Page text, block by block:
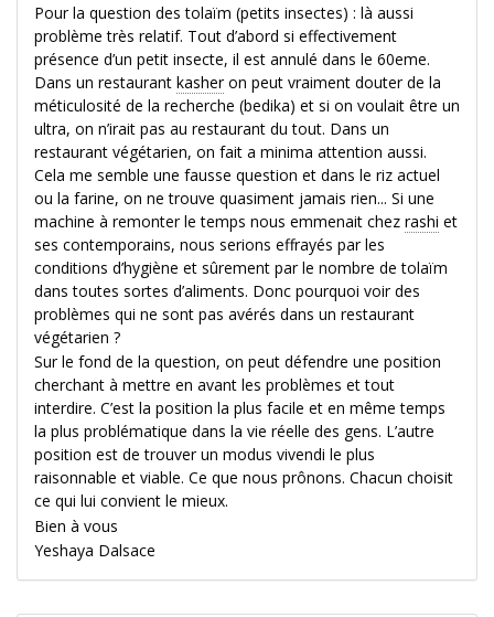
Pour la question des tolaïm (petits insectes) : là aussi
problème très relatif. Tout d’abord si effectivement
présence d’un petit insecte, il est annulé dans le 60eme.
Dans un restaurant kasheron peut vraiment douter de la
méticulosité de la recherche (bedika) et si on voulait être un
ultra, on n’irait pas au restaurant du tout. Dans un
restaurant végétarien, on fait a minima attention aussi.
Cela me semble une fausse question et dans le riz actuel
ou la farine, on ne trouve quasiment jamais rien... Si une
machine à remonter le temps nous emmenait chez rashi et
ses contemporains, nous serions effrayés par les
conditions d’hygiène et sûrement par le nombre de tolaïm
dans toutes sortes d’aliments. Donc pourquoi voir des
problèmes qui ne sont pas avérés dans un restaurant
végétarien ?
Sur le fond de la question, on peut défendre une position
cherchant à mettre en avant les problèmes et tout
interdire. C’est la position la plus facile et en même temps
la plus problématique dans la vie réelle des gens. L’autre
position est de trouver un modus vivendi le plus
raisonnable et viable. Ce que nous prônons. Chacun choisit
ce qui lui convient le mieux.
Bien à vous
Yeshaya Dalsace